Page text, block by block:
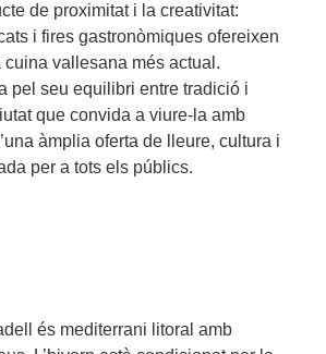
de proximitat i la creativitat:
i fires gastronòmiques ofereixen
cuina vallesana més actual.
pel seu equilibri entre tradició i
que convida a viure-la amb
àmplia oferta de lleure, cultura i
per a tots els públics.
és mediterrani litoral amb